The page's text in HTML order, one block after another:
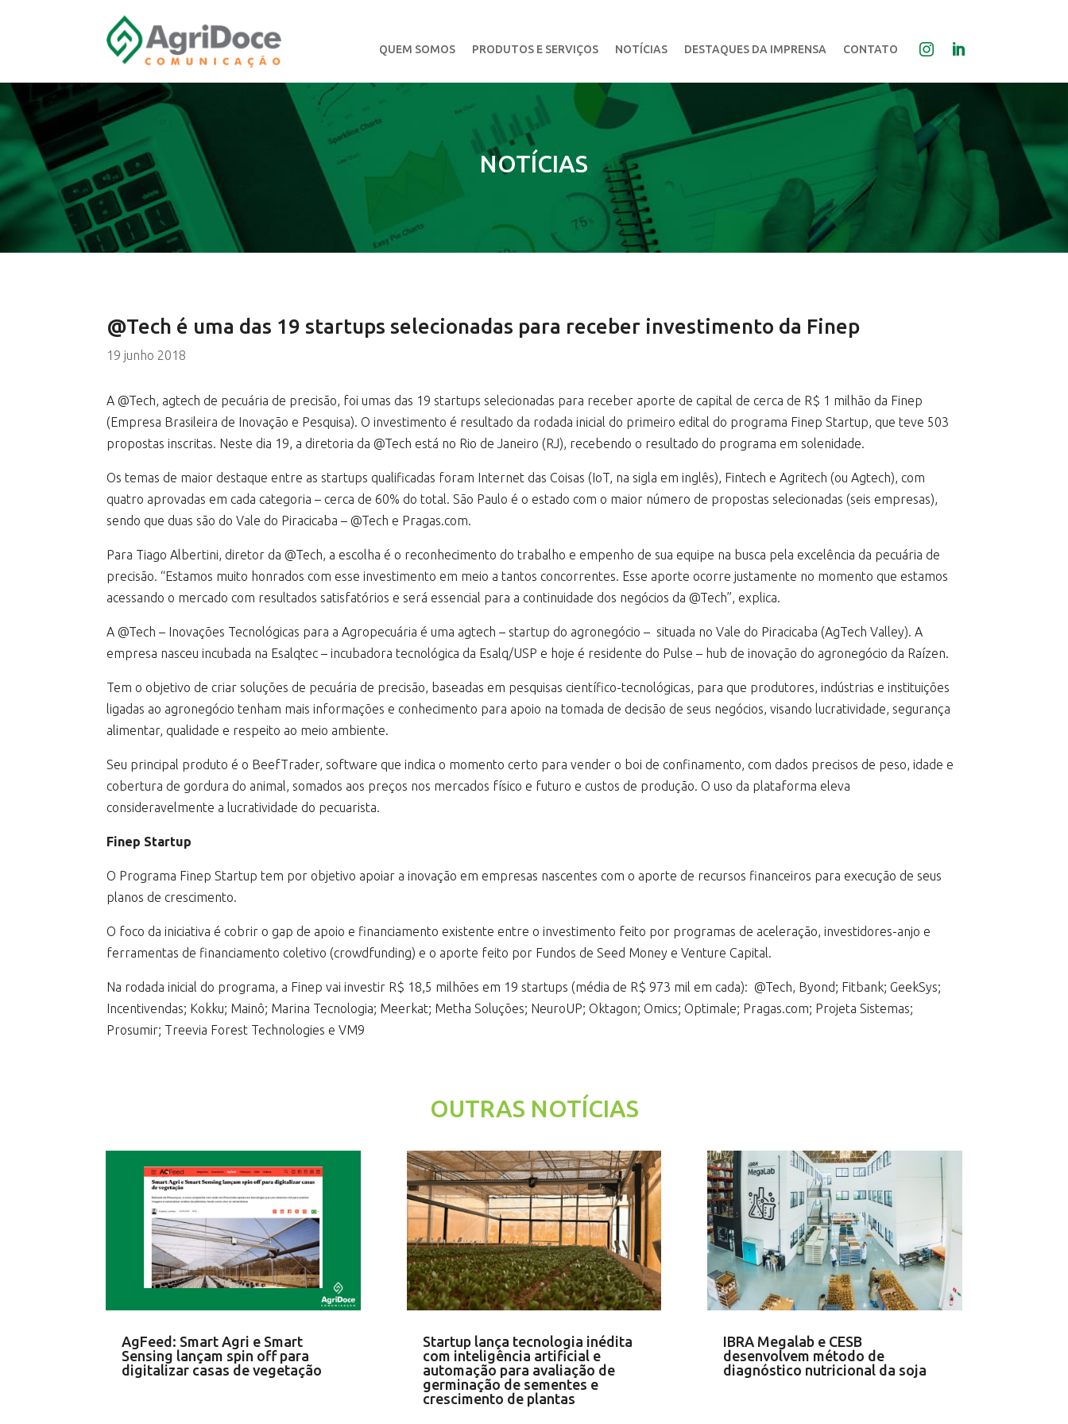
QUEM SOMOS PRODUTOS E SERVIÇOS NOTÍCIAS DESTAQUES DA IMPRENSA CONTATO
NOTÍCIAS
@Tech é uma das 19 startups selecionadas para receber investimento da Finep
19 junho 2018
A @Tech, agtech de pecuária de precisão, foi umas das 19 startups selecionadas para receber aporte de capital de cerca de R$ 1 milhão da Finep
(Empresa Brasileira de Inovação e Pesquisa). O investimento é resultado da rodada inicial do primeiro edital do programa Finep Startup, que teve 503
propostas inscritas. Neste dia 19, a diretoria da @Tech está no Rio de Janeiro (RJ), recebendo o resultado do programa em solenidade.
Os temas de maior destaque entre as startups qualificadas foram Internet das Coisas (IoT, na sigla em inglês), Fintech e Agritech (ou Agtech), com
quatro aprovadas em cada categoria – cerca de 60% do total. São Paulo é o estado com o maior número de propostas selecionadas (seis empresas),
sendo que duas são do Vale do Piracicaba – @Tech e Pragas.com.
Para Tiago Albertini, diretor da @Tech, a escolha é o reconhecimento do trabalho e empenho de sua equipe na busca pela excelência da pecuária de
precisão. “Estamos muito honrados com esse investimento em meio a tantos concorrentes. Esse aporte ocorre justamente no momento que estamos
acessando o mercado com resultados satisfatórios e será essencial para a continuidade dos negócios da @Tech”, explica.
A @Tech – Inovações Tecnológicas para a Agropecuária é uma agtech – startup do agronegócio – situada no Vale do Piracicaba (AgTech Valley). A
empresa nasceu incubada na Esalqtec – incubadora tecnológica da Esalq/USP e hoje é residente do Pulse – hub de inovação do agronegócio da Raízen.
Tem o objetivo de criar soluções de pecuária de precisão, baseadas em pesquisas científico-tecnológicas, para que produtores, indústrias e instituições
ligadas ao agronegócio tenham mais informações e conhecimento para apoio na tomada de decisão de seus negócios, visando lucratividade, segurança
alimentar, qualidade e respeito ao meio ambiente.
Seu principal produto é o BeefTrader, software que indica o momento certo para vender o boi de confinamento, com dados precisos de peso, idade e
cobertura de gordura do animal, somados aos preços nos mercados físico e futuro e custos de produção. O uso da plataforma eleva
consideravelmente a lucratividade do pecuarista.
Finep Startup
O Programa Finep Startup tem por objetivo apoiar a inovação em empresas nascentes com o aporte de recursos financeiros para execução de seus
planos de crescimento.
O foco da iniciativa é cobrir o gap de apoio e financiamento existente entre o investimento feito por programas de aceleração, investidores-anjo e
ferramentas de financiamento coletivo (crowdfunding) e o aporte feito por Fundos de Seed Money e Venture Capital.
Na rodada inicial do programa, a Finep vai investir R$ 18,5 milhões em 19 startups (média de R$ 973 mil em cada): @Tech, Byond; Fitbank; GeekSys;
Incentivendas; Kokku; Mainô; Marina Tecnologia; Meerkat; Metha Soluções; NeuroUP; Oktagon; Omics; Optimale; Pragas.com; Projeta Sistemas;
Prosumir; Treevia Forest Technologies e VM9
OUTRAS NOTÍCIAS
AgFeed: Smart Agri e Smart
Sensing lançam spin off para
digitalizar casas de vegetação
Startup lança tecnologia inédita
com inteligência artificial e
automação para avaliação de
germinação de sementes e
crescimento de plantas
IBRA Megalab e CESB
desenvolvem método de
diagnóstico nutricional da soja